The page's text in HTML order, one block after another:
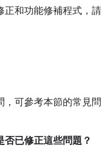
正和功能修補程式，請
可參考本節的常見問
否已修正這些問題？